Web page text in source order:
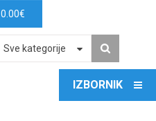
0.00€
Sve kategorije